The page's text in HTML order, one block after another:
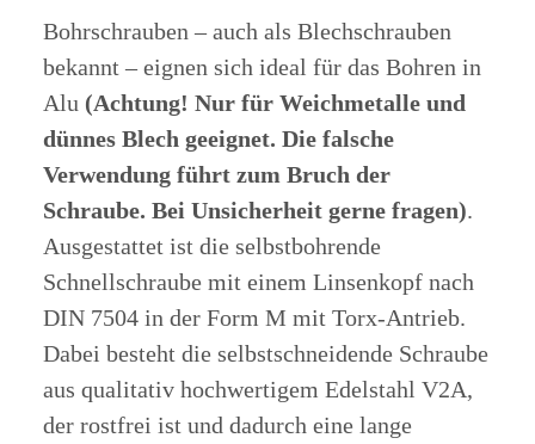
Bohrschrauben – auch als Blechschrauben
bekannt – eignen sich ideal für das Bohren in
Alu (Achtung! Nur für Weichmetalle und
dünnes Blech geeignet. Die falsche
Verwendung führt zum Bruch der
Schraube. Bei Unsicherheit gerne fragen).
Ausgestattet ist die selbstbohrende
Schnellschraube mit einem Linsenkopf nach
DIN 7504 in der Form M mit Torx-Antrieb.
Dabei besteht die selbstschneidende Schraube
aus qualitativ hochwertigem Edelstahl V2A,
der rostfrei ist und dadurch eine lange